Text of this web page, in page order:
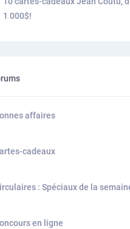
1 000$!
affaires
cadeaux
: Spéciaux de la
en ligne